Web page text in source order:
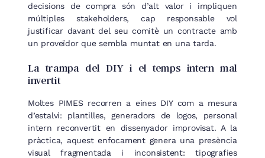
decisions de compra són d’alt valor i impliquen
múltiples stakeholders, cap responsable vol
justificar davant del seu comitè un contracte amb
un proveïdor que sembla muntat en una tarda.
La trampa del DIY i el temps intern mal
invertit
Moltes PIMES recorren a eines DIY com a mesura
d’estalvi: plantilles, generadors de logos, personal
intern reconvertit en dissenyador improvisat. A la
pràctica, aquest enfocament genera una presència
visual fragmentada i inconsistent: tipografies